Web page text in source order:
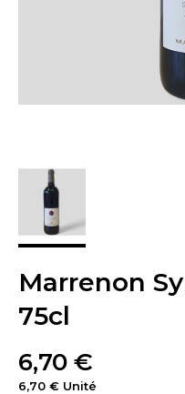
Marrenon
75cl
6,70 €
6,70 € Unité